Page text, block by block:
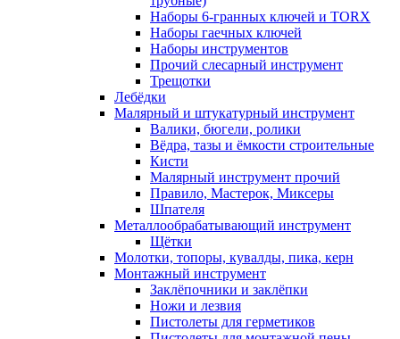
Наборы 6-гранных ключей и TORX
Наборы гаечных ключей
Наборы инструментов
Прочий слесарный инструмент
Трещотки
Лебёдки
Малярный и штукатурный инструмент
Валики, бюгели, ролики
Вёдра, тазы и ёмкости строительные
Кисти
Малярный инструмент прочий
Правило, Мастерок, Миксеры
Шпателя
Металлообрабатывающий инструмент
Щётки
Молотки, топоры, кувалды, пика, керн
Монтажный инструмент
Заклёпочники и заклёпки
Ножи и лезвия
Пистолеты для герметиков